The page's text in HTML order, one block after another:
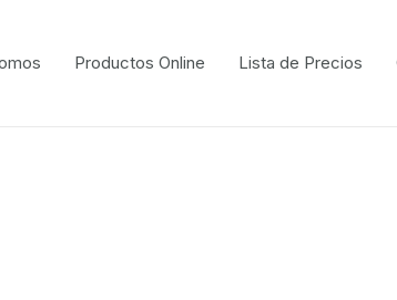
Productos Online Lista de Precios